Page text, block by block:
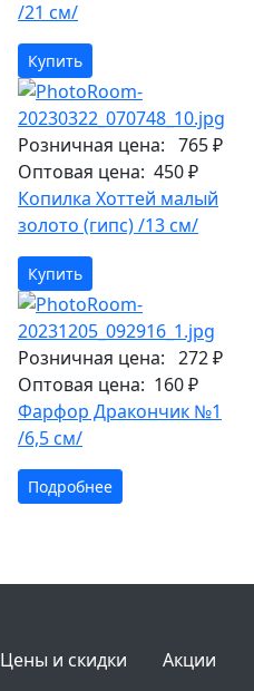
/21 см/
Купить
Розничная цена: 765 ₽
Оптовая цена: 450 ₽
Копилка Хоттей малый
золото (гипс) /13 см/
Купить
Розничная цена: 272 ₽
Оптовая цена: 160 ₽
Фарфор Дракончик №1
/6,5 см/
Подробнее
Цены и скидки
Акции